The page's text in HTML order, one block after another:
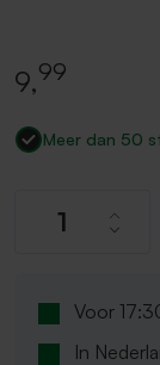
9,99
Meer dan 50
Voor
In